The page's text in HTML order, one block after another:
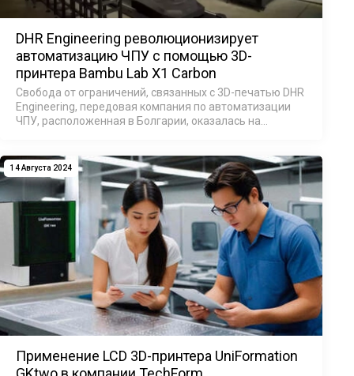
DHR Engineering революционизирует
автоматизацию ЧПУ с помощью 3D-
принтера Bambu Lab X1 Carbon
Свобода от ограничений, связанных с 3D-печатью DHR
Engineering, передовая компания по автоматизации
ЧПУ, расположенная в Болгарии, оказалась на
14 Августа 2024
Применение LCD 3D-принтера UniFormation